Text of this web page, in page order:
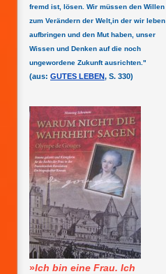
fremd ist, lösen. Wir müssen den Willen
zum Verändern der Welt,in der wir leben
aufbringen und den Mut haben, unser
Wissen und Denken auf die noch
ungewordene Zukunft ausrichten."
(aus: GUTES LEBEN, S. 330)
»Ich bin eine Frau. Ich